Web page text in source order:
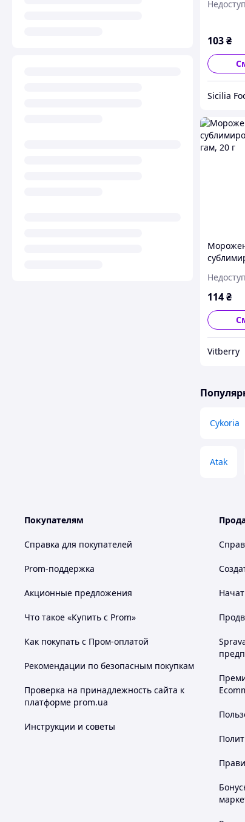
103₴
Sicilia
114₴
Vitberry
Cykoria
Atak
Покупателям
Справка для покупателей
Prom-поддержка
Акционные предложения
Что такое «Купить с Prom»
Как покупать с Пром-оплатой
Рекомендации по безопасным покупкам
Проверка на принадлежность сайта к
платформе prom.ua
Инструкции и советы